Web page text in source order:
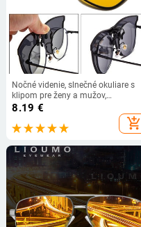
Nočné videnie, slnečné okuliare s
klipom pre ženy a mužov,
polarizované slnečné okuliare,
fotochromatické, proti oslneniu,
okuliare na šoférovanie, vintage
8.19 €
add_shopping_cart